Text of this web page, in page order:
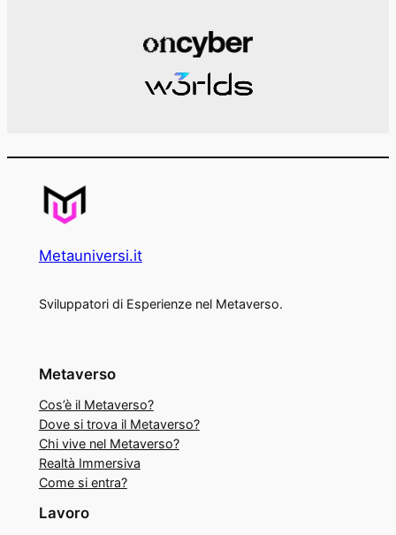
Metauniversi.it
Sviluppatori di Esperienze nel Metaverso.
Metaverso
Cos’è il Metaverso?
Dove si trova il Metaverso?
Chi vive nel Metaverso?
Realtà Immersiva
Come si entra?
Lavoro